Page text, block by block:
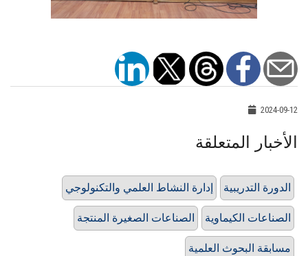
2024-09-12
الأخبار المتعلقة
إدارة النشاط العلمي والتكنولوجي الدورة التدريبية
الصناعات الصغيرة المنتجة الصناعات الكيماوية
مسابقة البحوث العلمية